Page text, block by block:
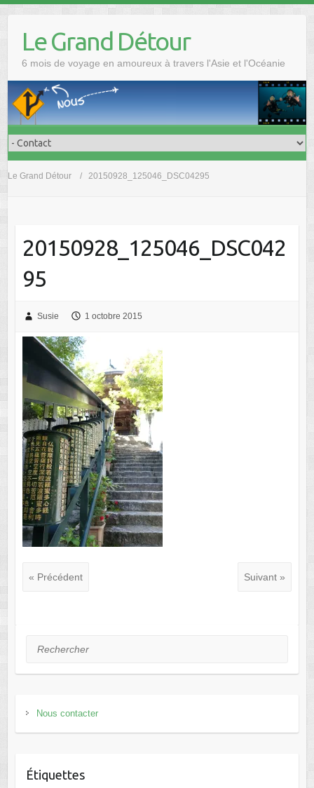
Le Grand Détour
6 mois de voyage en amoureux à travers l'Asie et l'Océanie
Le Grand Détour 20150928_125046_DSC04295
20150928_125046_DSC042
95
Susie 1 octobre 2015
« Précédent Suivant »
Rechercher
Nous contacter
Étiquettes